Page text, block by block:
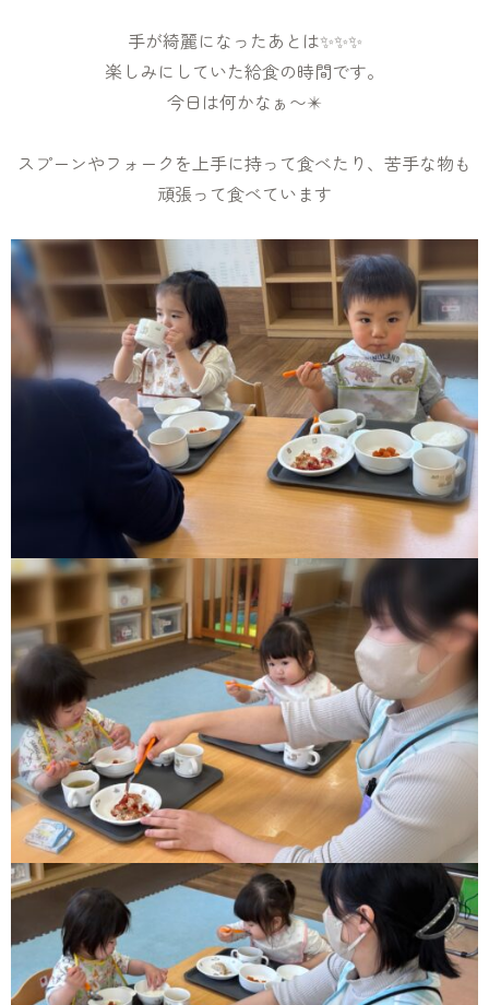
手が綺麗になったあとは✨✨✨
楽しみにしていた給食の時間です。
今日は何かなぁ〜✴️
スプーンやフォークを上手に持って食べたり、苦手な物も
頑張って食べています